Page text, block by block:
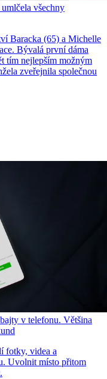
všechny
Baracka (65) a Michelle
Bývalá první dáma
tím nejlepším možným
zveřejnila společnou
v telefonu. Většina
fotky, videa a
Uvolnit místo přitom